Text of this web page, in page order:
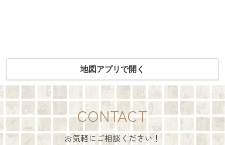
地図アプリで開く
CONTACT
お気軽にご相談ください！